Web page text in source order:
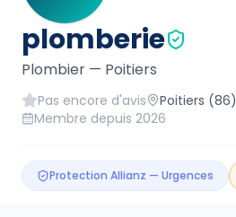
plomberie
Plombier — Poitiers
Pas encore d'avis Poitiers (86)
Membre depuis 2026
Protection Allianz — Urgences